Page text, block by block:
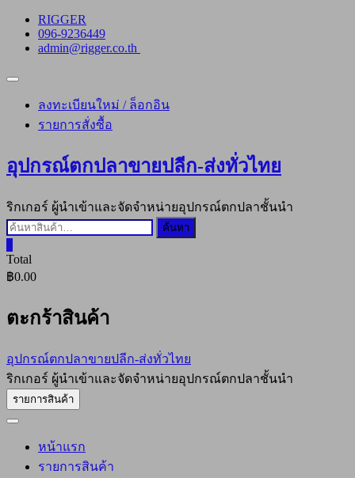
Skip
content
RIGGER
096-9236449
admin@rigger.co.th
Topbar
ลงทะเบียนใหม่ / ล็อกอิน
รายการสั่งซื้อ
อุปกรณ์ตกปลาขายปลีก-ส่งทั่วไทย
ริกเกอร์ ผู้นำเข้าและจัดจำหน่ายอุปกรณ์ตกปลาชั้นนำ
ค้นหา:
ค้นหา
Total
฿0.00
ตะกร้าสินค้า
อุปกรณ์ตกปลาขายปลีก-ส่งทั่วไทย
ริกเกอร์ ผู้นำเข้าและจัดจำหน่ายอุปกรณ์ตกปลาชั้นนำ
รายการสินค้า
หน้าแรก
รายการสินค้า